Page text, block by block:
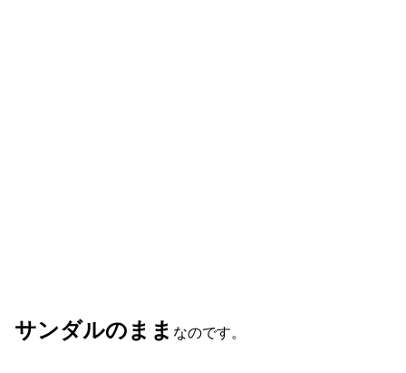
サンダルのまま なのです。